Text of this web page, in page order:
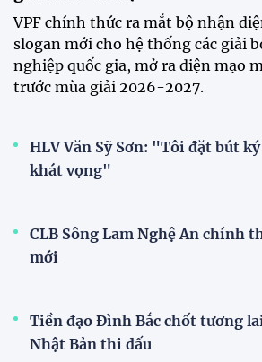
Tuyển Việt
quen sân
sân khách"
HLV Kim
Nam buộc